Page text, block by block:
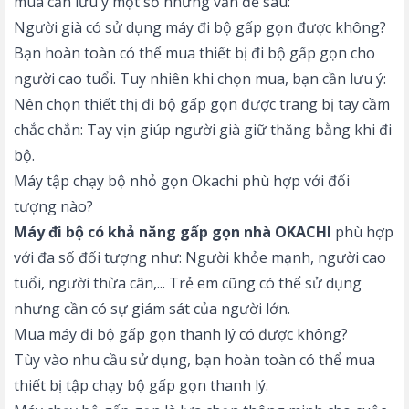
Người già có sử dụng máy đi bộ gấp gọn được không?
Bạn hoàn toàn có thể mua thiết bị đi bộ gấp gọn cho
người cao tuổi. Tuy nhiên khi chọn mua, bạn cần lưu ý:
Nên chọn thiết thị đi bộ gấp gọn được trang bị tay cầm
chắc chắn: Tay vịn giúp người già giữ thăng bằng khi đi
bộ.
Máy tập chạy bộ nhỏ gọn Okachi phù hợp với đối
tượng nào?
Máy đi bộ có khả năng gấp gọn nhà OKACHI phù hợp
với đa số đối tượng như: Người khỏe mạnh, người cao
tuổi, người thừa cân,... Trẻ em cũng có thể sử dụng
nhưng cần có sự giám sát của người lớn.
Mua máy đi bộ gấp gọn thanh lý có được không?
Tùy vào nhu cầu sử dụng, bạn hoàn toàn có thể mua
thiết bị tập chạy bộ gấp gọn thanh lý.